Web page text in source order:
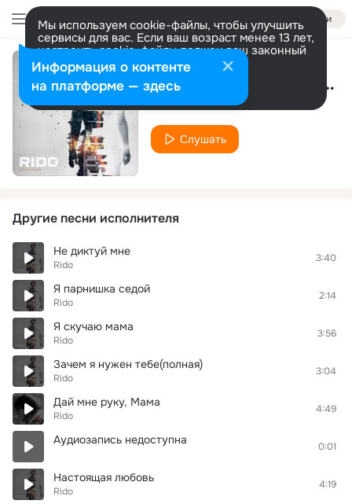
Войти
Мы используем cookie-файлы, чтобы улучшить
сервисы для вас. Если ваш возраст менее 13 лет,
настроить cookie-файлы должен ваш законный
представитель. Больше информации
Разрешить все Настроить Не бойся мы с тобою
Rido
Слушать
Другие песни исполнителя
Не диктуй мне
Rido
3:40
Я парнишка седой
Rido
2:14
Я скучаю мама
Rido
3:56
Зачем я нужен тебе(полная)
Rido
3:04
Дай мне руку, Мама
Rido
4:49
Аудиозапись недоступна 0:01
Настоящая любовь
Rido
4:19
Информация о контенте
на платформе — здесь